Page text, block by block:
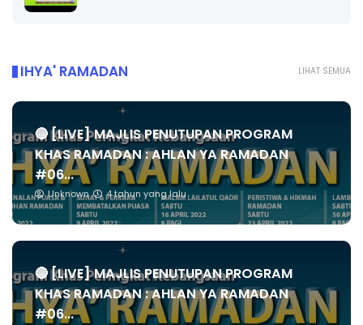
LIHAT SEMUA
IHYA' RAMADAN
🔴 [LIVE] MAJLIS PENUTUPAN PROGRAM
KHAS RAMADAN : AHLAN YA RAMADAN
#06...
Unknown 4 tahun yang lalu
🔴 [LIVE] MAJLIS PENUTUPAN PROGRAM
KHAS RAMADAN : AHLAN YA RAMADAN
#06...